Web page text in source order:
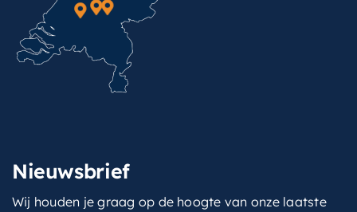
Nieuwsbrief
Wij houden je graag op de hoogte van onze laatste